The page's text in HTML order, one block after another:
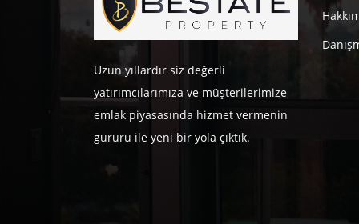
Uzun yıllardır siz değerli
yatırımcılarımıza ve müşterilerimize
emlak piyasasında hizmet vermenin
gururu ile yeni bir yola çıktık.